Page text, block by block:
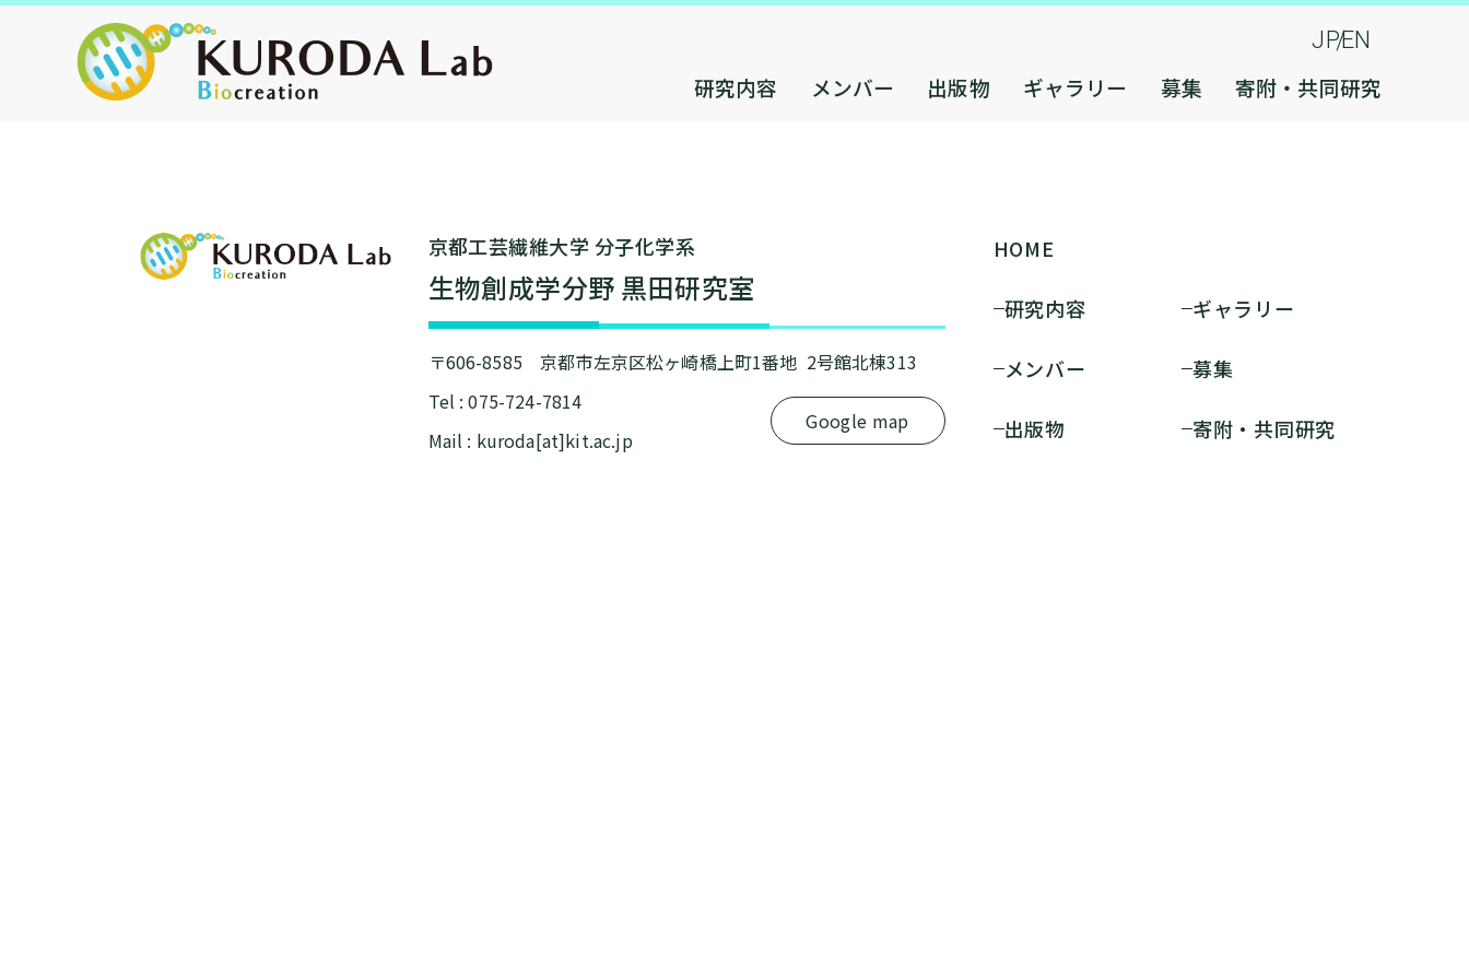
JPEN
研究内容 メンバー 出版物 ギャラリー 募集 寄附・共同研究
京都⼯芸繊維⼤学 分⼦化学系
⽣物創成学分野 黒⽥研究室
〒606-8585 京都市左京区松ヶ崎橋上町1番地 2号館北棟313
Tel : 075-724-7814
Mail : kuroda[at]kit.ac.jp
Google map
HOME
研究内容
メンバー
出版物
ギャラリー
募集
寄附・共同研究